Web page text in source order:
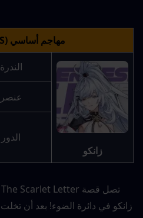
مهاجم أساسي (Main DPS)
زانكو
الندرة
عنصر
الدور